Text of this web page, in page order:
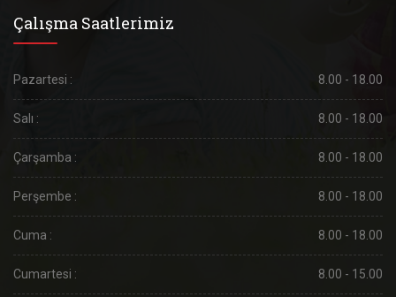
Çalışma Saatlerimiz
Pazartesi : 8.00 - 18.00
Salı : 8.00 - 18.00
Çarşamba : 8.00 - 18.00
Perşembe : 8.00 - 18.00
Cuma : 8.00 - 18.00
Cumartesi : 8.00 - 15.00